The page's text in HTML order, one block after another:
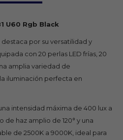
U60 Rgb Black
destaca por su versatilidad y
con 20 perlas LED frías, 20
amplia variedad de
iluminación perfecta en
intensidad máxima de 400 lux a
de haz amplio de 120° y una
de 2500K a 9000K, ideal para